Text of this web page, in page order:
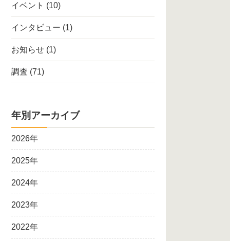
イベント (10)
インタビュー (1)
お知らせ (1)
調査 (71)
年別アーカイブ
2026年
2025年
2024年
2023年
2022年